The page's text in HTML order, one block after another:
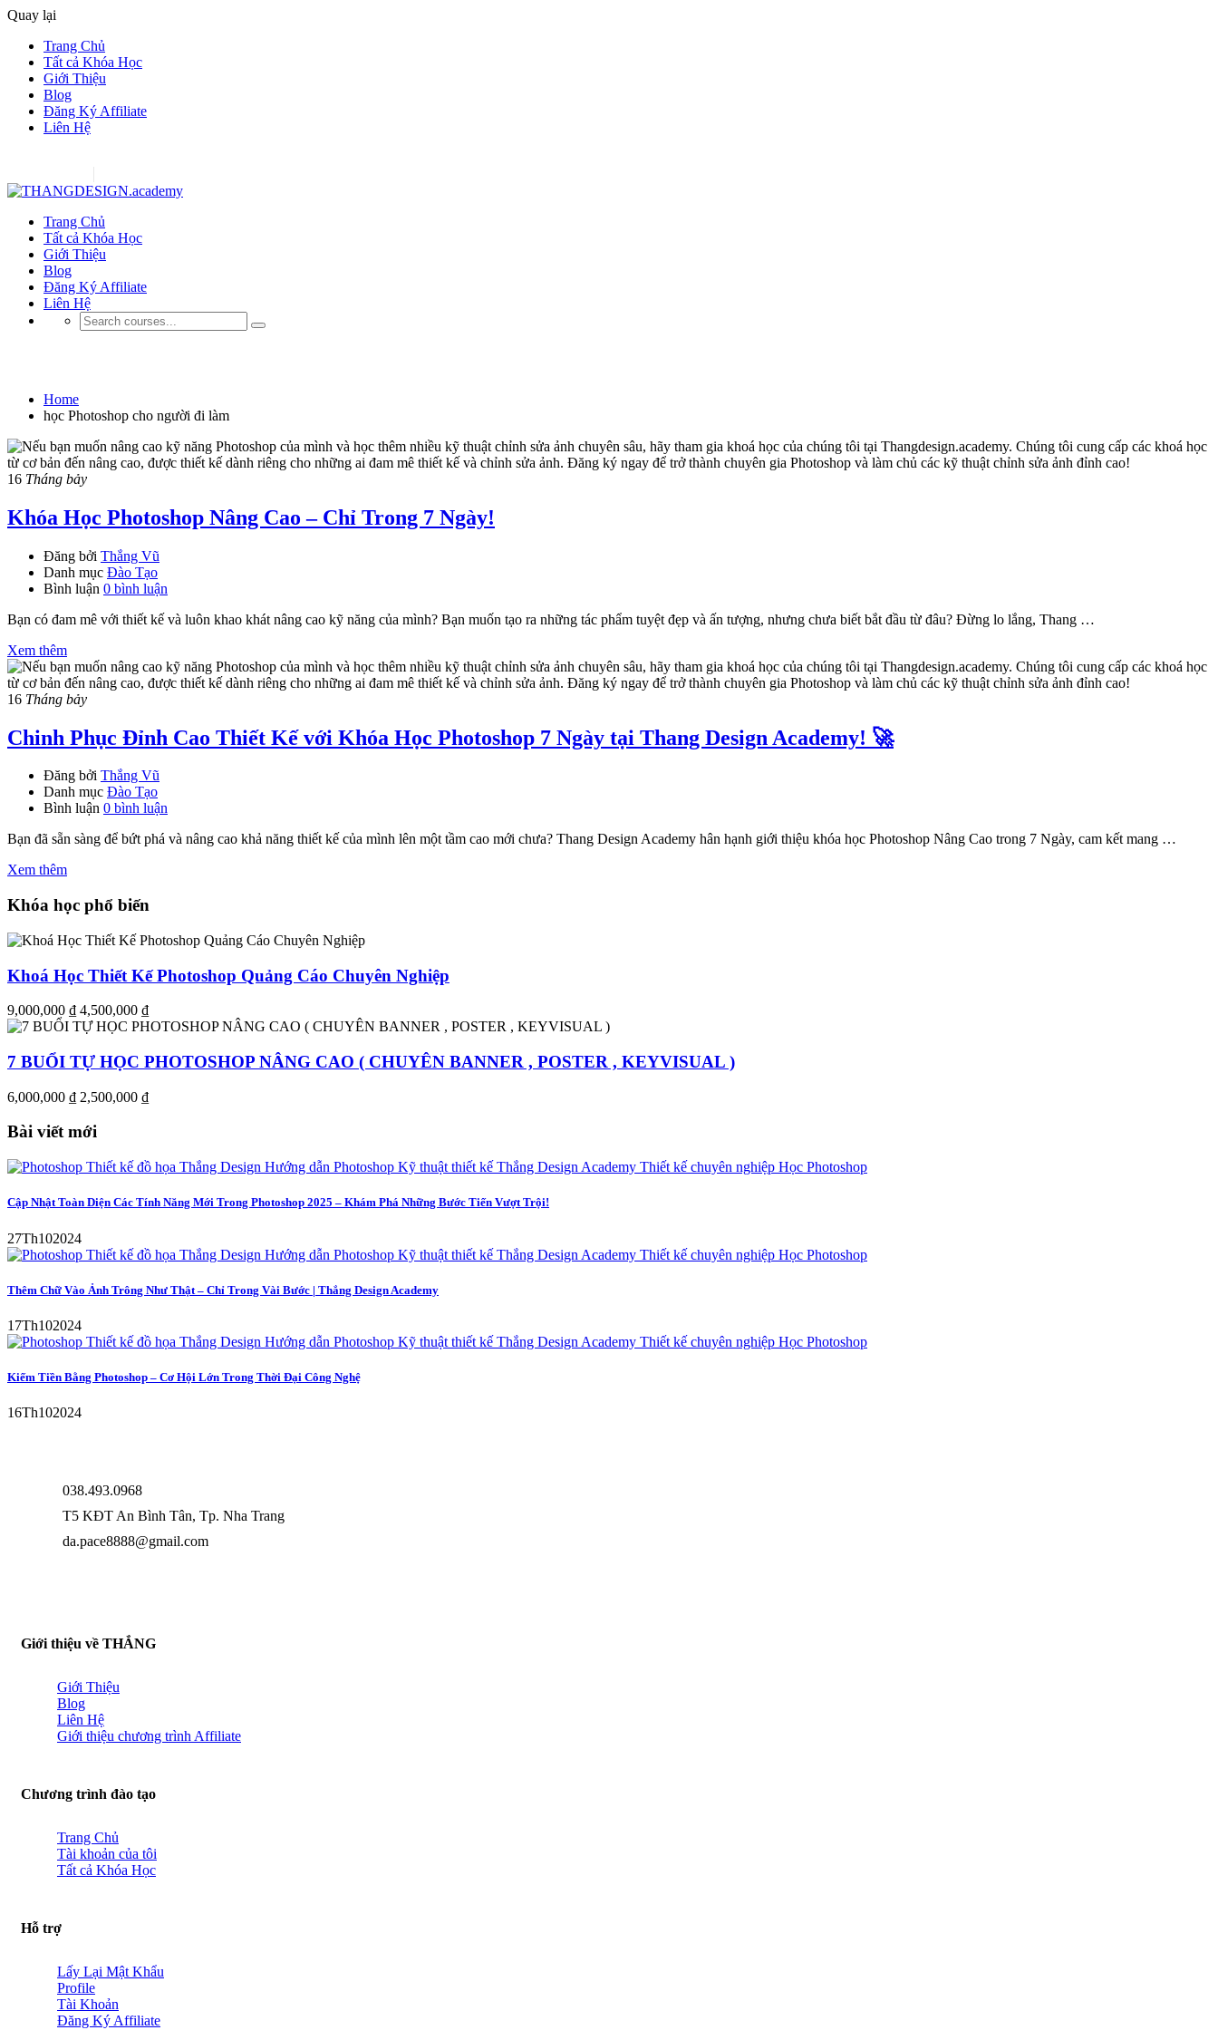
Quay lại
Trang Chủ
Tất cả Khóa Học
Giới Thiệu
Blog
Đăng Ký Affiliate
Liên Hệ
Trang Chủ
Tất cả Khóa Học
Giới Thiệu
Blog
Đăng Ký Affiliate
Liên Hệ
Home
học Photoshop cho người đi làm
16 Tháng bảy
Khóa Học Photoshop Nâng Cao – Chỉ Trong 7 Ngày!
Đăng bởi Thắng Vũ
Danh mục Đào Tạo
Bình luận 0 bình luận
Bạn có đam mê với thiết kế và luôn khao khát nâng cao kỹ năng của mình? Bạn muốn tạo ra những tác phẩm tuyệt đẹp và ấn tượng, nhưng chưa biết bắt đầu từ đâu? Đừng lo lắng, Thang …
Xem thêm
16 Tháng bảy
Chinh Phục Đỉnh Cao Thiết Kế với Khóa Học Photoshop 7 Ngày tại Thang Design Academy! 🚀
Đăng bởi Thắng Vũ
Danh mục Đào Tạo
Bình luận 0 bình luận
Bạn đã sẵn sàng để bứt phá và nâng cao khả năng thiết kế của mình lên một tầm cao mới chưa? Thang Design Academy hân hạnh giới thiệu khóa học Photoshop Nâng Cao trong 7 Ngày, cam kết mang …
Xem thêm
Khóa học phổ biến
Khoá Học Thiết Kế Photoshop Quảng Cáo Chuyên Nghiệp
9,000,000 ₫ 4,500,000 ₫
7 BUỔI TỰ HỌC PHOTOSHOP NÂNG CAO ( CHUYÊN BANNER , POSTER , KEYVISUAL )
6,000,000 ₫ 2,500,000 ₫
Bài viết mới
Cập Nhật Toàn Diện Các Tính Năng Mới Trong Photoshop 2025 – Khám Phá Những Bước Tiến Vượt Trội!
27Th102024
Thêm Chữ Vào Ảnh Trông Như Thật – Chỉ Trong Vài Bước | Thắng Design Academy
17Th102024
Kiếm Tiền Bằng Photoshop – Cơ Hội Lớn Trong Thời Đại Công Nghệ
16Th102024
038.493.0968
T5 KĐT An Bình Tân, Tp. Nha Trang
da.pace8888@gmail.com
Giới thiệu về THẮNG
Giới Thiệu
Blog
Liên Hệ
Giới thiệu chương trình Affiliate
Chương trình đào tạo
Trang Chủ
Tài khoản của tôi
Tất cả Khóa Học
Hỗ trợ
Lấy Lại Mật Khẩu
Profile
Tài Khoản
Đăng Ký Affiliate